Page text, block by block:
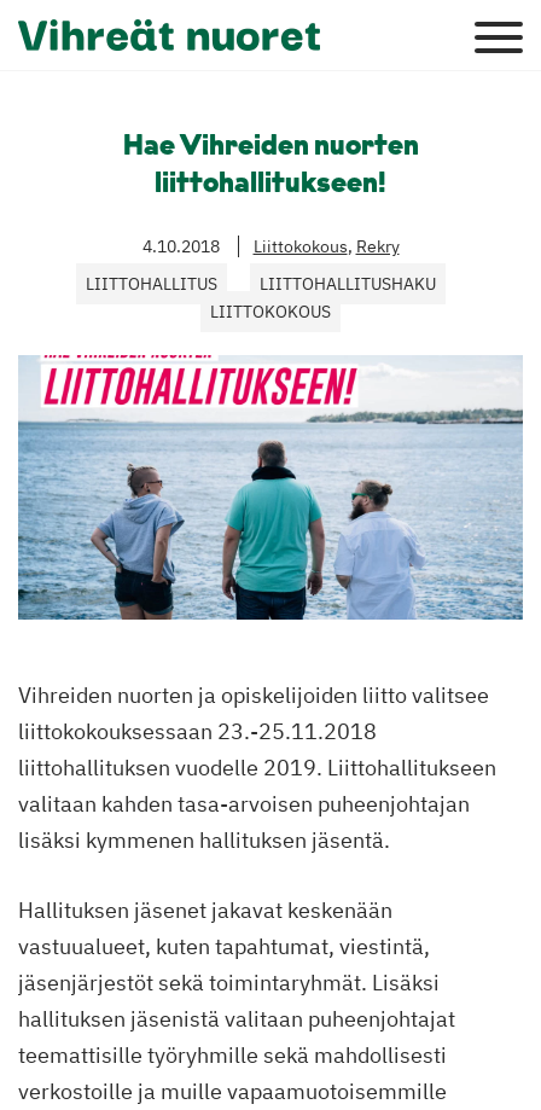
Hae Vihreiden nuorten
liittohallitukseen!
4.10.2018 Liittokokous, Rekry
LIITTOHALLITUS
LIITTOHALLITUSHAKU
LIITTOKOKOUS
Vihreiden nuorten ja opiskelijoiden liitto valitsee
liittokokouksessaan 23.-25.11.2018
liittohallituksen vuodelle 2019. Liittohallitukseen
valitaan kahden tasa-arvoisen puheenjohtajan
lisäksi kymmenen hallituksen jäsentä.
Hallituksen jäsenet jakavat keskenään
vastuualueet, kuten tapahtumat, viestintä,
jäsenjärjestöt sekä toimintaryhmät. Lisäksi
hallituksen jäsenistä valitaan puheenjohtajat
teemattisille työryhmille sekä mahdollisesti
verkostoille ja muille vapaamuotoisemmille